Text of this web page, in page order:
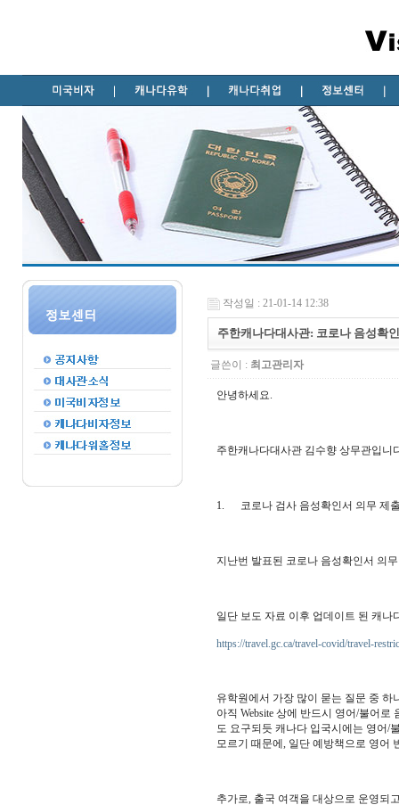
작성일 : 21-01-14 12:38
주한캐나다대사관: 코로나 음성확
글쓴이 : 최고관리자
안녕하세요.
주한캐나다대사관 김수향 상무관입니
1. 코로나 검사 음성확인서 의무 제
지난번 발표된 코로나 음성확인서 의
일단 보도 자료 이후 업데이트 된 캐나
https://travel.gc.ca/travel-covid/travel-
유학원에서 가장 많이 묻는 질문 중 하
아직 Website 상에 반드시 영어/불어
도 요구되듯 캐나다 입국시에는 영어/
모르기 때문에, 일단 예방책으로 영어
추가로, 출국 여객을 대상으로 운영되